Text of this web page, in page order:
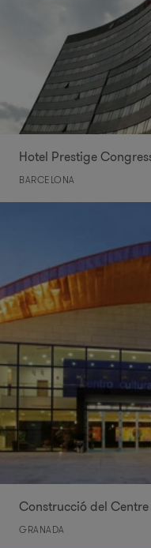
Hotel Prestige
BARCELONA
Construcció del
GRANADA